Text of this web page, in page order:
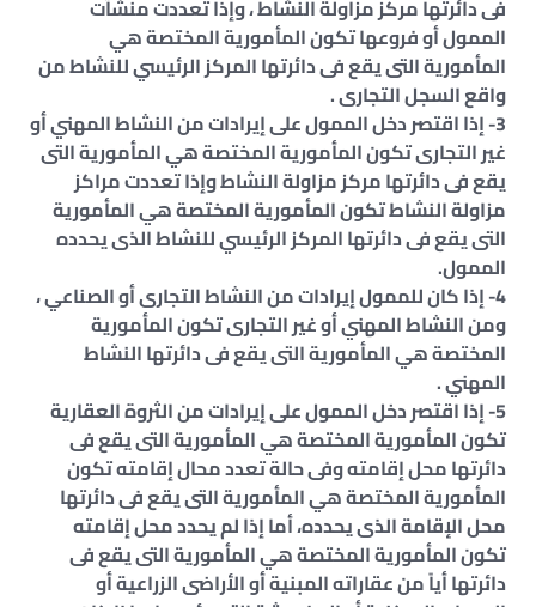
فى دائرتها مركز مزاولة النشاط ، وإذا تعددت منشآت
الممول أو فروعها تكون المأمورية المختصة هي
المأمورية التى يقع فى دائرتها المركز الرئيسي للنشاط من
واقع السجل التجارى .
3- إذا اقتصر دخل الممول على إيرادات من النشاط المهني أو
غير التجارى تكون المأمورية المختصة هي المأمورية التى
يقع فى دائرتها مركز مزاولة النشاط وإذا تعددت مراكز
مزاولة النشاط تكون المأمورية المختصة هي المأمورية
التى يقع فى دائرتها المركز الرئيسي للنشاط الذى يحدده
الممول.
4- إذا كان للممول إيرادات من النشاط التجارى أو الصناعي ،
ومن النشاط المهني أو غير التجارى تكون المأمورية
المختصة هي المأمورية التى يقع فى دائرتها النشاط
المهني .
5- إذا اقتصر دخل الممول على إيرادات من الثروة العقارية
تكون المأمورية المختصة هي المأمورية التى يقع فى
دائرتها محل إقامته وفى حالة تعدد محال إقامته تكون
المأمورية المختصة هي المأمورية التى يقع فى دائرتها
محل الإقامة الذى يحدده، أما إذا لم يحدد محل إقامته
تكون المأمورية المختصة هي المأمورية التى يقع فى
دائرتها أياً من عقاراته المبنية أو الأراضى الزراعية أو